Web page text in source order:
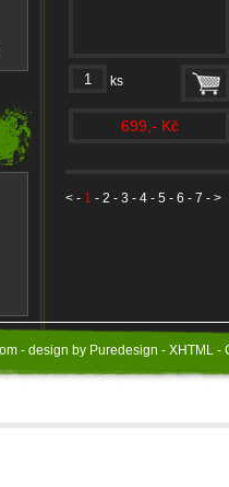
ks
699,- Kč
< - 1 - 2 - 3 - 4 - 5 - 6 - 7 - >
- design by Puredesign - XHTML -